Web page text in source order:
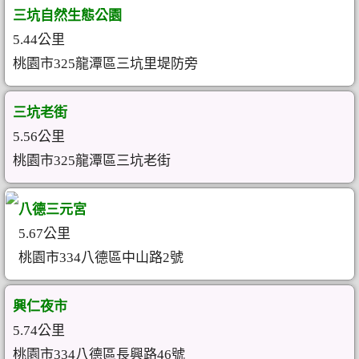
三坑自然生態公園
5.44公里
桃園市325龍潭區三坑里堤防旁
三坑老街
5.56公里
桃園市325龍潭區三坑老街
八德三元宮
5.67公里
桃園市334八德區中山路2號
興仁夜市
5.74公里
桃園市334八德區長興路46號